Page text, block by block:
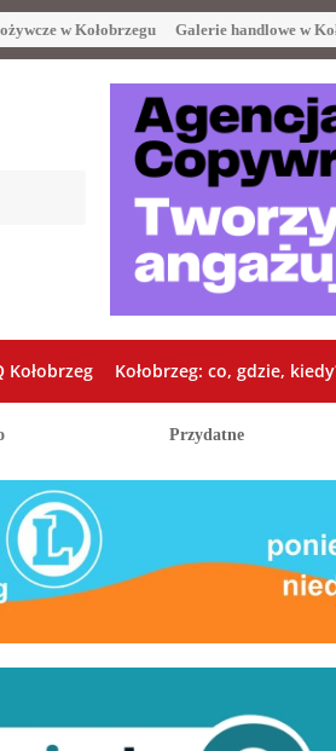
w Kołobrzegu Galerie handlowe w
Kołobrzeg Kołobrzeg: co, gdzie,
Przydatne